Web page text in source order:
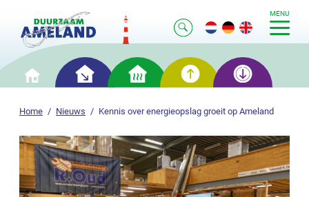
MENU
Home Nieuws Kennis over energieopslag groeit op Ameland